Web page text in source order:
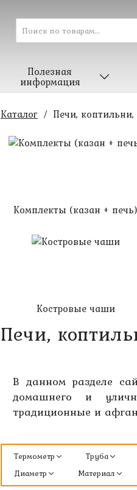
Полезная
информация
Каталог / Печи,
Комплекты (казан + печь)
Костровые чаши
Печи,
В данном разделе
домашнего и
традиционные и
Термометр Труба
Диаметр
Материал